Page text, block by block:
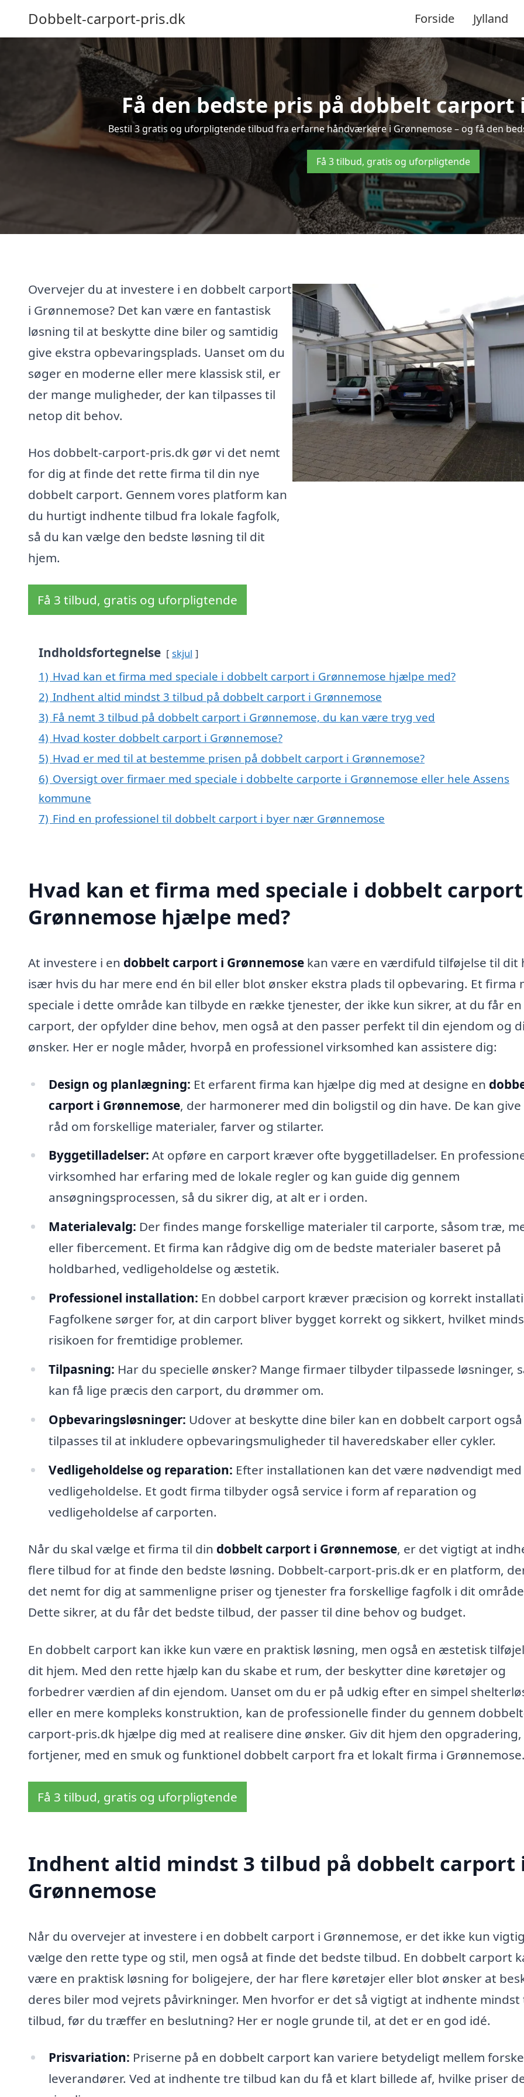
Dobbelt-carport-pris.dk Forside Jylland
Få den bedste pris på dobbelt carport
Bestil 3 gratis og uforpligtende tilbud fra erfarne håndværkere i Grønnemose – og få den
Få 3 tilbud, gratis og uforpligtende
Overvejer du at investere i en dobbelt carport
i Grønnemose? Det kan være en fantastisk
løsning til at beskytte dine biler og samtidig
give ekstra opbevaringsplads. Uanset om du
søger en moderne eller mere klassisk stil, er
der mange muligheder, der kan tilpasses til
netop dit behov.
Hos dobbelt-carport-pris.dk gør vi det nemt
for dig at finde det rette firma til din nye
dobbelt carport. Gennem vores platform kan
du hurtigt indhente tilbud fra lokale fagfolk,
så du kan vælge den bedste løsning til dit
hjem.
Få 3 tilbud, gratis og uforpligtende
Indholdsfortegnelse skjul
1) Hvad kan et firma med speciale i dobbelt carport i Grønnemose hjælpe med?
2) Indhent altid mindst 3 tilbud på dobbelt carport i Grønnemose
3) Få nemt 3 tilbud på dobbelt carport i Grønnemose, du kan være tryg ved
4) Hvad koster dobbelt carport i Grønnemose?
5) Hvad er med til at bestemme prisen på dobbelt carport i Grønnemose?
6) Oversigt over firmaer med speciale i dobbelte carporte i Grønnemose eller hele Assens
kommune
7) Find en professionel til dobbelt carport i byer nær Grønnemose
Hvad kan et firma med speciale i dobbelt
Grønnemose hjælpe med?
At investere i en dobbelt carport i Grønnemose kan være en værdifuld tilføjelse til dit
især hvis du har mere end én bil eller blot ønsker ekstra plads til opbevaring. Et firma
speciale i dette område kan tilbyde en række tjenester, der ikke kun sikrer, at du får en
carport, der opfylder dine behov, men også at den passer perfekt til din ejendom og
ønsker. Her er nogle måder, hvorpå en professionel virksomhed kan assistere dig:
Design og planlægning: Et erfarent firma kan hjælpe dig med at designe en
carport i Grønnemose, der harmonerer med din boligstil og din have. De kan give
råd om forskellige materialer, farver og stilarter.
Byggetilladelser: At opføre en carport kræver ofte byggetilladelser. En
virksomhed har erfaring med de lokale regler og kan guide dig gennem
ansøgningsprocessen, så du sikrer dig, at alt er i orden.
Materialevalg: Der findes mange forskellige materialer til carporte, såsom træ,
eller fibercement. Et firma kan rådgive dig om de bedste materialer baseret på
holdbarhed, vedligeholdelse og æstetik.
Professionel installation: En dobbel carport kræver præcision og korrekt
Fagfolkene sørger for, at din carport bliver bygget korrekt og sikkert, hvilket
risikoen for fremtidige problemer.
Tilpasning: Har du specielle ønsker? Mange firmaer tilbyder tilpassede løsninger,
kan få lige præcis den carport, du drømmer om.
Opbevaringsløsninger: Udover at beskytte dine biler kan en dobbelt carport også
tilpasses til at inkludere opbevaringsmuligheder til haveredskaber eller cykler.
Vedligeholdelse og reparation: Efter installationen kan det være nødvendigt med
vedligeholdelse. Et godt firma tilbyder også service i form af reparation og
vedligeholdelse af carporten.
Når du skal vælge et firma til din dobbelt carport i Grønnemose, er det vigtigt at
flere tilbud for at finde den bedste løsning. Dobbelt-carport-pris.dk er en platform,
det nemt for dig at sammenligne priser og tjenester fra forskellige fagfolk i dit
Dette sikrer, at du får det bedste tilbud, der passer til dine behov og budget.
En dobbelt carport kan ikke kun være en praktisk løsning, men også en æstetisk
dit hjem. Med den rette hjælp kan du skabe et rum, der beskytter dine køretøjer og
forbedrer værdien af din ejendom. Uanset om du er på udkig efter en simpel
eller en mere kompleks konstruktion, kan de professionelle finder du gennem
carport-pris.dk hjælpe dig med at realisere dine ønsker. Giv dit hjem den
fortjener, med en smuk og funktionel dobbelt carport fra et lokalt firma i Grønnemose.
Få 3 tilbud, gratis og uforpligtende
Indhent altid mindst 3 tilbud på dobbelt carport
Grønnemose
Når du overvejer at investere i en dobbelt carport i Grønnemose, er det ikke kun
vælge den rette type og stil, men også at finde det bedste tilbud. En dobbelt carport
være en praktisk løsning for boligejere, der har flere køretøjer eller blot ønsker at
deres biler mod vejrets påvirkninger. Men hvorfor er det så vigtigt at indhente mindst
tilbud, før du træffer en beslutning? Her er nogle grunde til, at det er en god idé.
Prisvariation: Priserne på en dobbelt carport kan variere betydeligt mellem
leverandører. Ved at indhente tre tilbud kan du få et klart billede af, hvilke priser